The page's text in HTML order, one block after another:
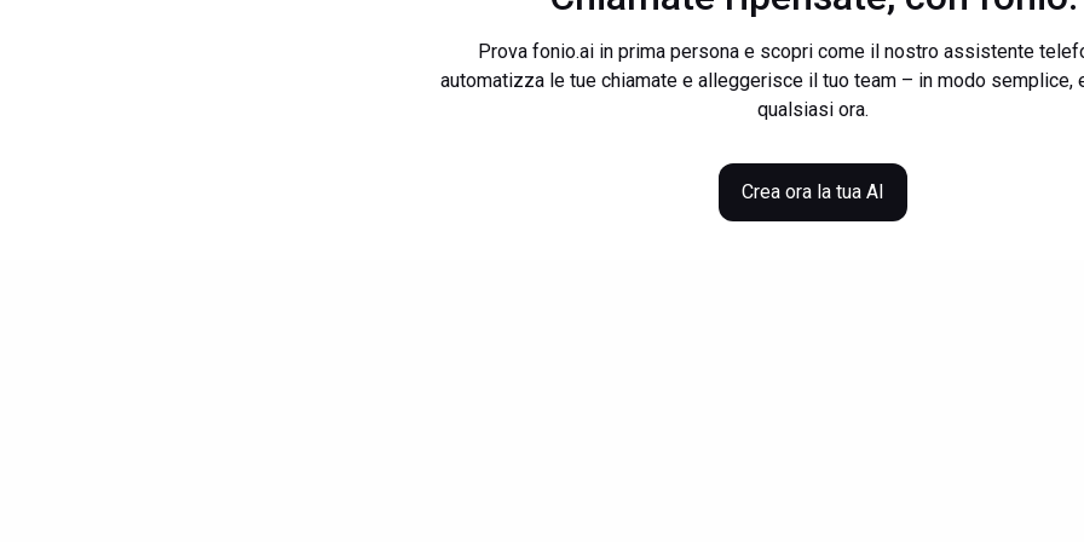
Prova fonio.ai in prima persona e scopri come il nostro assistente
automatizza le tue chiamate e alleggerisce il tuo team – in modo semplice,
qualsiasi ora.
Crea ora la tua AI